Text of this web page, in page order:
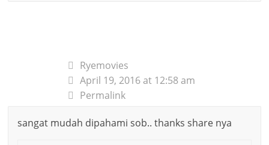
Ryemovies
April 19, 2016 at 12:58 am
Permalink
sangat mudah dipahami sob.. thanks share nya